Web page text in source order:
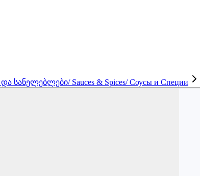
სანელებლები/ Sauces & Spices/ Соусы и Cпеции